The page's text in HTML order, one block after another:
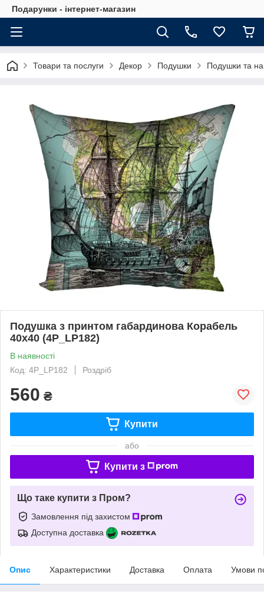
Подарунки - інтернет-магазин
Товари та послуги Декор Подушки Подушки та
Подушка з принтом габардинова Корабель
40x40 (4P_LP182)
В наявності
Код: 4P_LP182
Роздріб
560 ₴
Купити
або
Купити з
Що таке купити з Пром?
Замовлення під захистом
Доступна доставка
Опис Характеристики Доставка Оплата Умови